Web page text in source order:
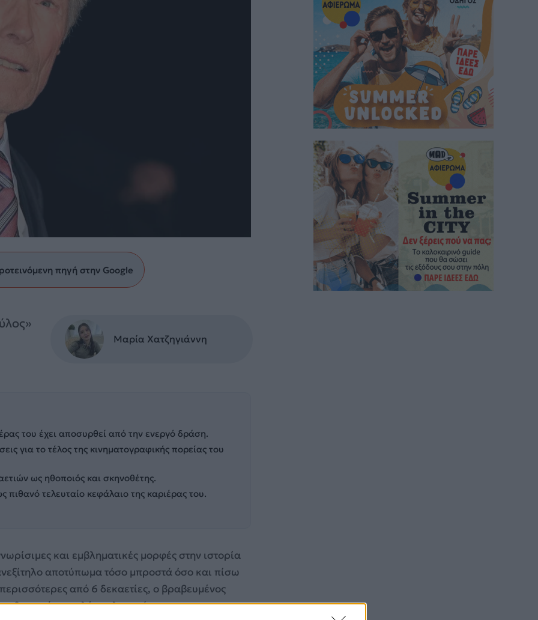
πηγή στην Google
Μαρία Χατζηγιάννη
του έχει αποσυρθεί από την ενεργό δράση.
για το τέλος της κινηματογραφικής πορείας του
ως ηθοποιός και σκηνοθέτης.
πιθανό τελευταίο κεφάλαιο της καριέρας του.
και εμβληματικές μορφές στην ιστορία
αποτύπωμα τόσο μπροστά όσο και πίσω
από 6 δεκαετίες, ο βραβευμένος
θεωρούνται πλέον κλασικά.